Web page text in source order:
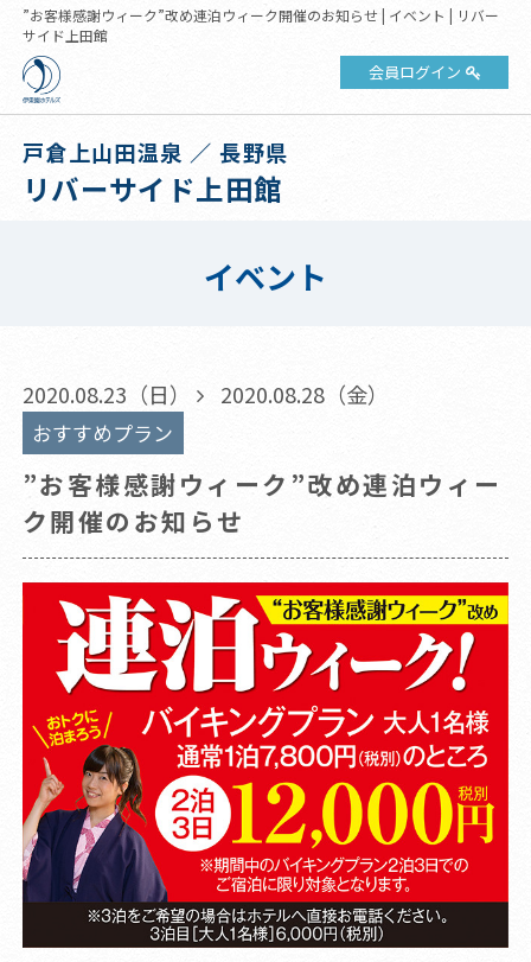
”お客様感謝ウィーク”改め連泊ウィーク開催のお知らせ | イベント | リバー
サイド上田館
会員ログイン
戸倉上山田温泉 ／ 長野県
リバーサイド上田館
イベント
2020.08.23（日） 2020.08.28（金）
おすすめプラン
”お客様感謝ウィーク”改め連泊ウィー
ク開催のお知らせ